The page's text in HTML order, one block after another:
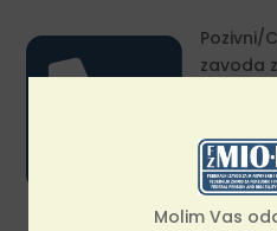

Pozivni/
zavoda
Molim Vas